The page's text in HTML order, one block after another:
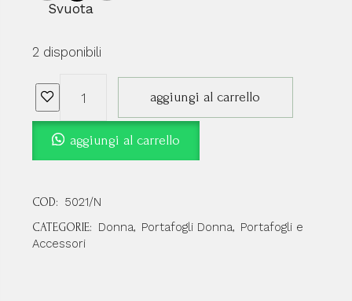
Svuota
2 disponibili
Portafoglio Piccolo quantità
aggiungi al carrello
aggiungi al carrello
COD: 5021/N
CATEGORIE: Donna, Portafogli Donna, Portafogli e
Accessori